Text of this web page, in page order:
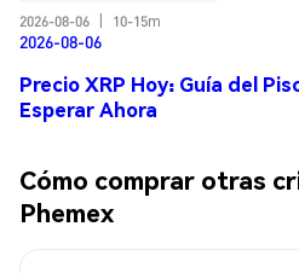
2026-08-06
10-15m
2026-08-06
Precio XRP Hoy: Guía del
Esperar Ahora
Cómo comprar otras
Phemex